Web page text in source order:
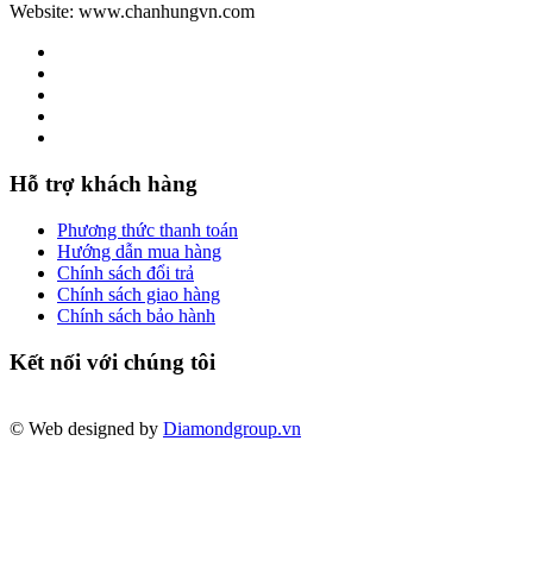
Website: www.chanhungvn.com
Hỗ trợ khách hàng
Phương thức thanh toán
Hướng dẫn mua hàng
Chính sách đổi trả
Chính sách giao hàng
Chính sách bảo hành
Kết nối với chúng tôi
© Web designed by Diamondgroup.vn